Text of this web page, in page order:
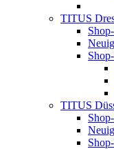
TITUS
TITUS